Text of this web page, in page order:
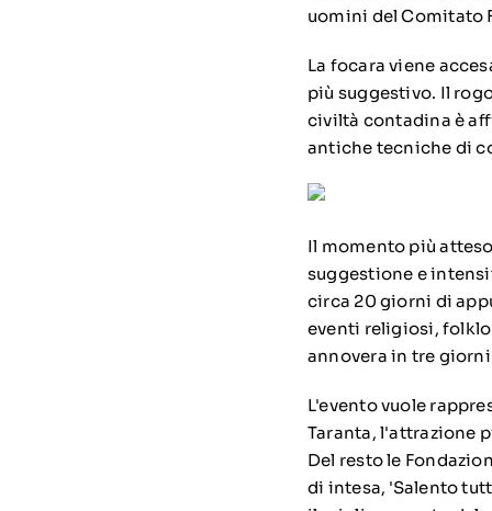
uomini del Comitato
La focara viene
più suggestivo. Il
civiltà contadina è
antiche tecniche di
Il momento più
suggestione e
circa 20 giorni di
eventi religiosi,
annovera in tre
L'evento vuole
Taranta, l'attrazione
Del resto le
di intesa, 'Salento